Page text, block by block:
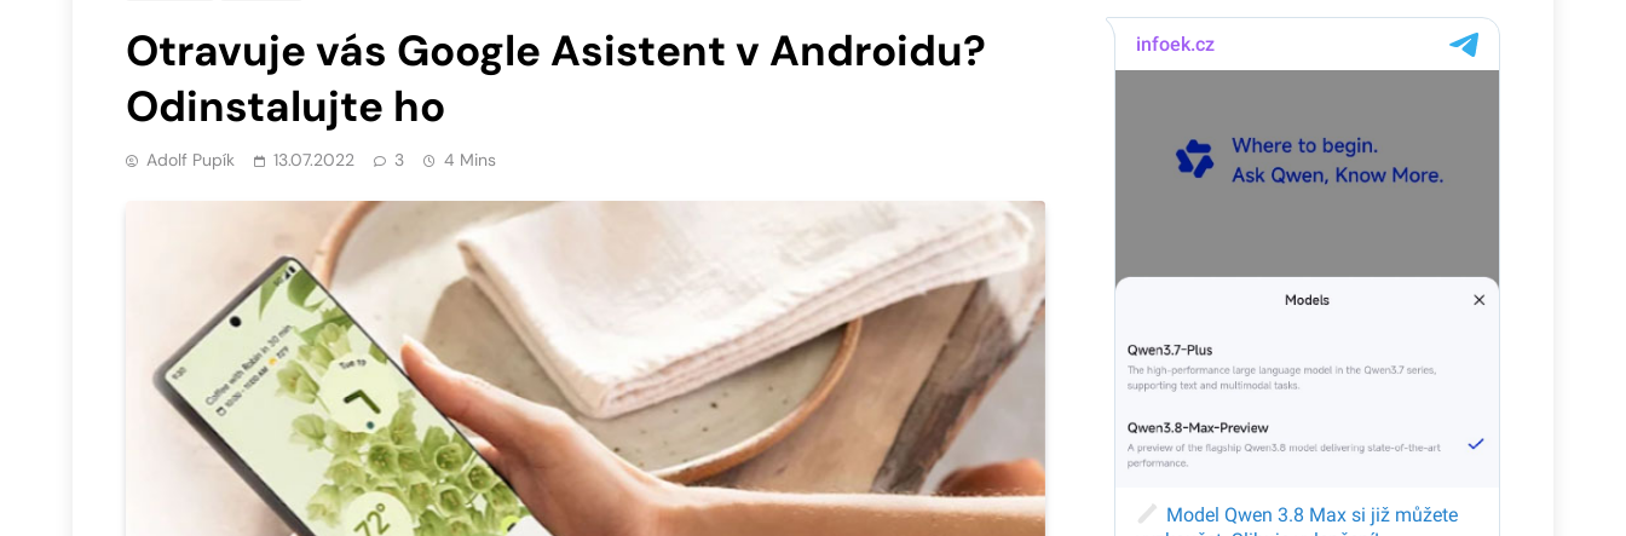
Otravuje vás Google Asistent v Androidu?
Odinstalujte ho
Adolf Pupík 13.07.2022 3 4 Mins